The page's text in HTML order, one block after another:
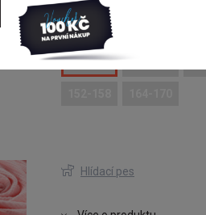
Vyberte velikost
Hlídací pes